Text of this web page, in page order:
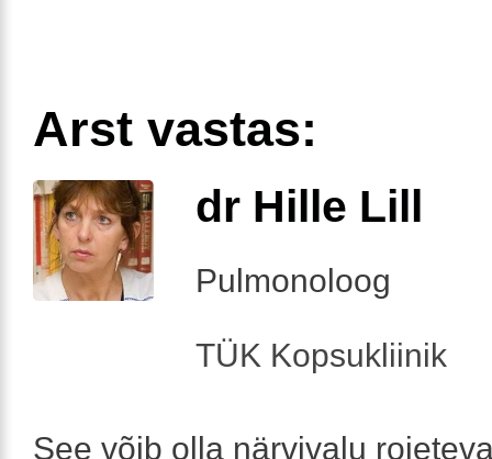
Arst vastas:
dr Hille Lill
Pulmonoloog
TÜK Kopsukliinik
See võib olla närvivalu